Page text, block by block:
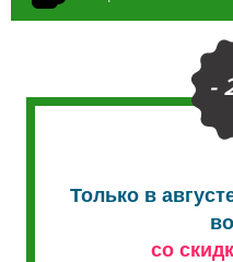
-
Только в
со